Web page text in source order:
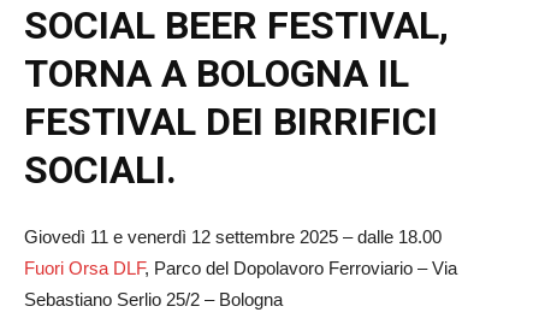
SOCIAL BEER FESTIVAL,
TORNA A BOLOGNA IL
FESTIVAL DEI BIRRIFICI
SOCIALI.
Giovedì 11 e venerdì 12 settembre 2025 – dalle 18.00
Fuori Orsa DLF, Parco del Dopolavoro Ferroviario – Via
Sebastiano Serlio 25/2 – Bologna